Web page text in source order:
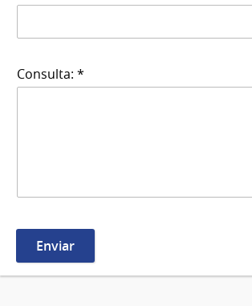
Consulta: *